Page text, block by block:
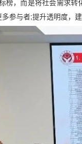
榜，而是将社会需求
参与者;提升透明度